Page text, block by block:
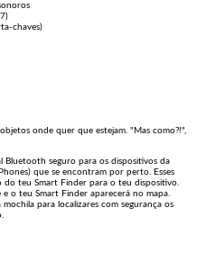
chaves)
onde quer que estejam. "Mas como?!",
Bluetooth seguro para os dispositivos da
que se encontram por perto. Esses
do teu Smart Finder para o teu dispositivo.
o teu Smart Finder aparecerá no mapa.
para localizares com segurança os